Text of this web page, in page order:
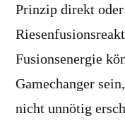
Prinzip direkt
Fusionsenergie
Gamechanger
nicht unnötig